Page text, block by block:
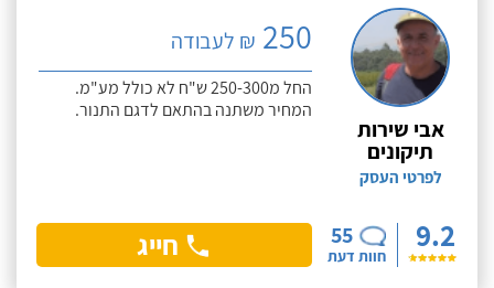
אבי שירות
תיקונים
לפרטי העסק
9.2
55
חוות דעת
250 ₪ לעבודה
החל מ250-300 ש"ח לא כולל מע"מ.
המחיר משתנה בהתאם לדגם התנור.
חייג